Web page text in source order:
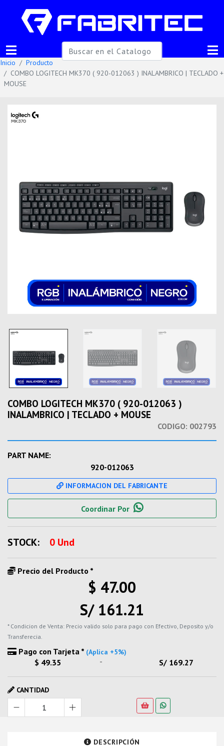
Inicio
Producto
COMBO LOGITECH MK370 ( 920-012063 ) INALAMBRICO | TECLADO +
MOUSE
COMBO LOGITECH MK370 ( 920-012063 )
INALAMBRICO | TECLADO + MOUSE
CODIGO: 002793
PART NAME:
920-012063
INFORMACION DEL FABRICANTE
Coordinar Por
STOCK: 0 Und
Precio del Producto *
$ 47.00
S/ 161.21
* Condicion de Venta: Precio valido solo para pago con Efectivo, Deposito y/o
Transferecia.
Pago con Tarjeta * (Aplica +5%)
$ 49.35 - S/ 169.27
CANTIDAD
DESCRIPCIÓN